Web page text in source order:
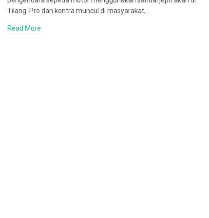
Tilang. Pro dan kontra muncul di masyarakat,…
Read More